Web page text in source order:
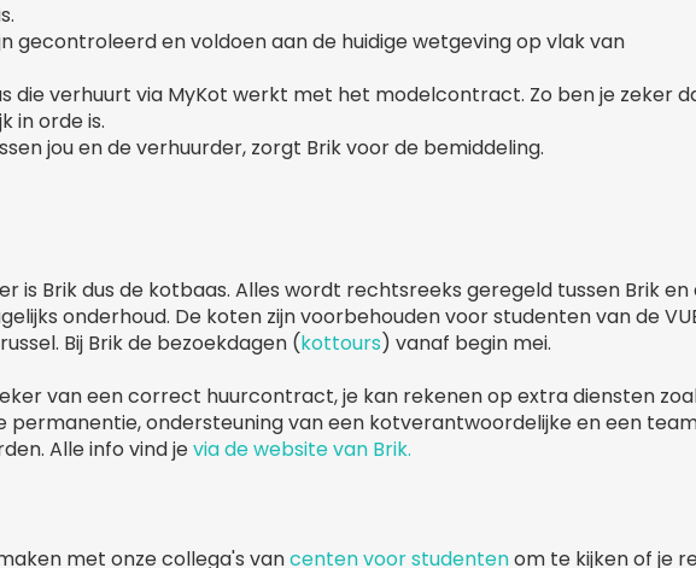
gecontroleerd en voldoen aan de huidige wetgeving op vlak van
die verhuurt via MyKot werkt met het modelcontract. Zo ben je zeker
in orde is.
jou en de verhuurder, zorgt Brik voor de bemiddeling.
is Brik dus de kotbaas. Alles wordt rechtsreeks geregeld tussen Brik en
onderhoud. De koten zijn voorbehouden voor studenten van de
Bij Brik de bezoekdagen (kottours) vanaf begin mei.
van een correct huurcontract, je kan rekenen op extra diensten
permanentie, ondersteuning van een kotverantwoordelijke en een
Alle info vind jevia de website van Brik.
met onze collega's vancenten voor studentenom te kijken of je